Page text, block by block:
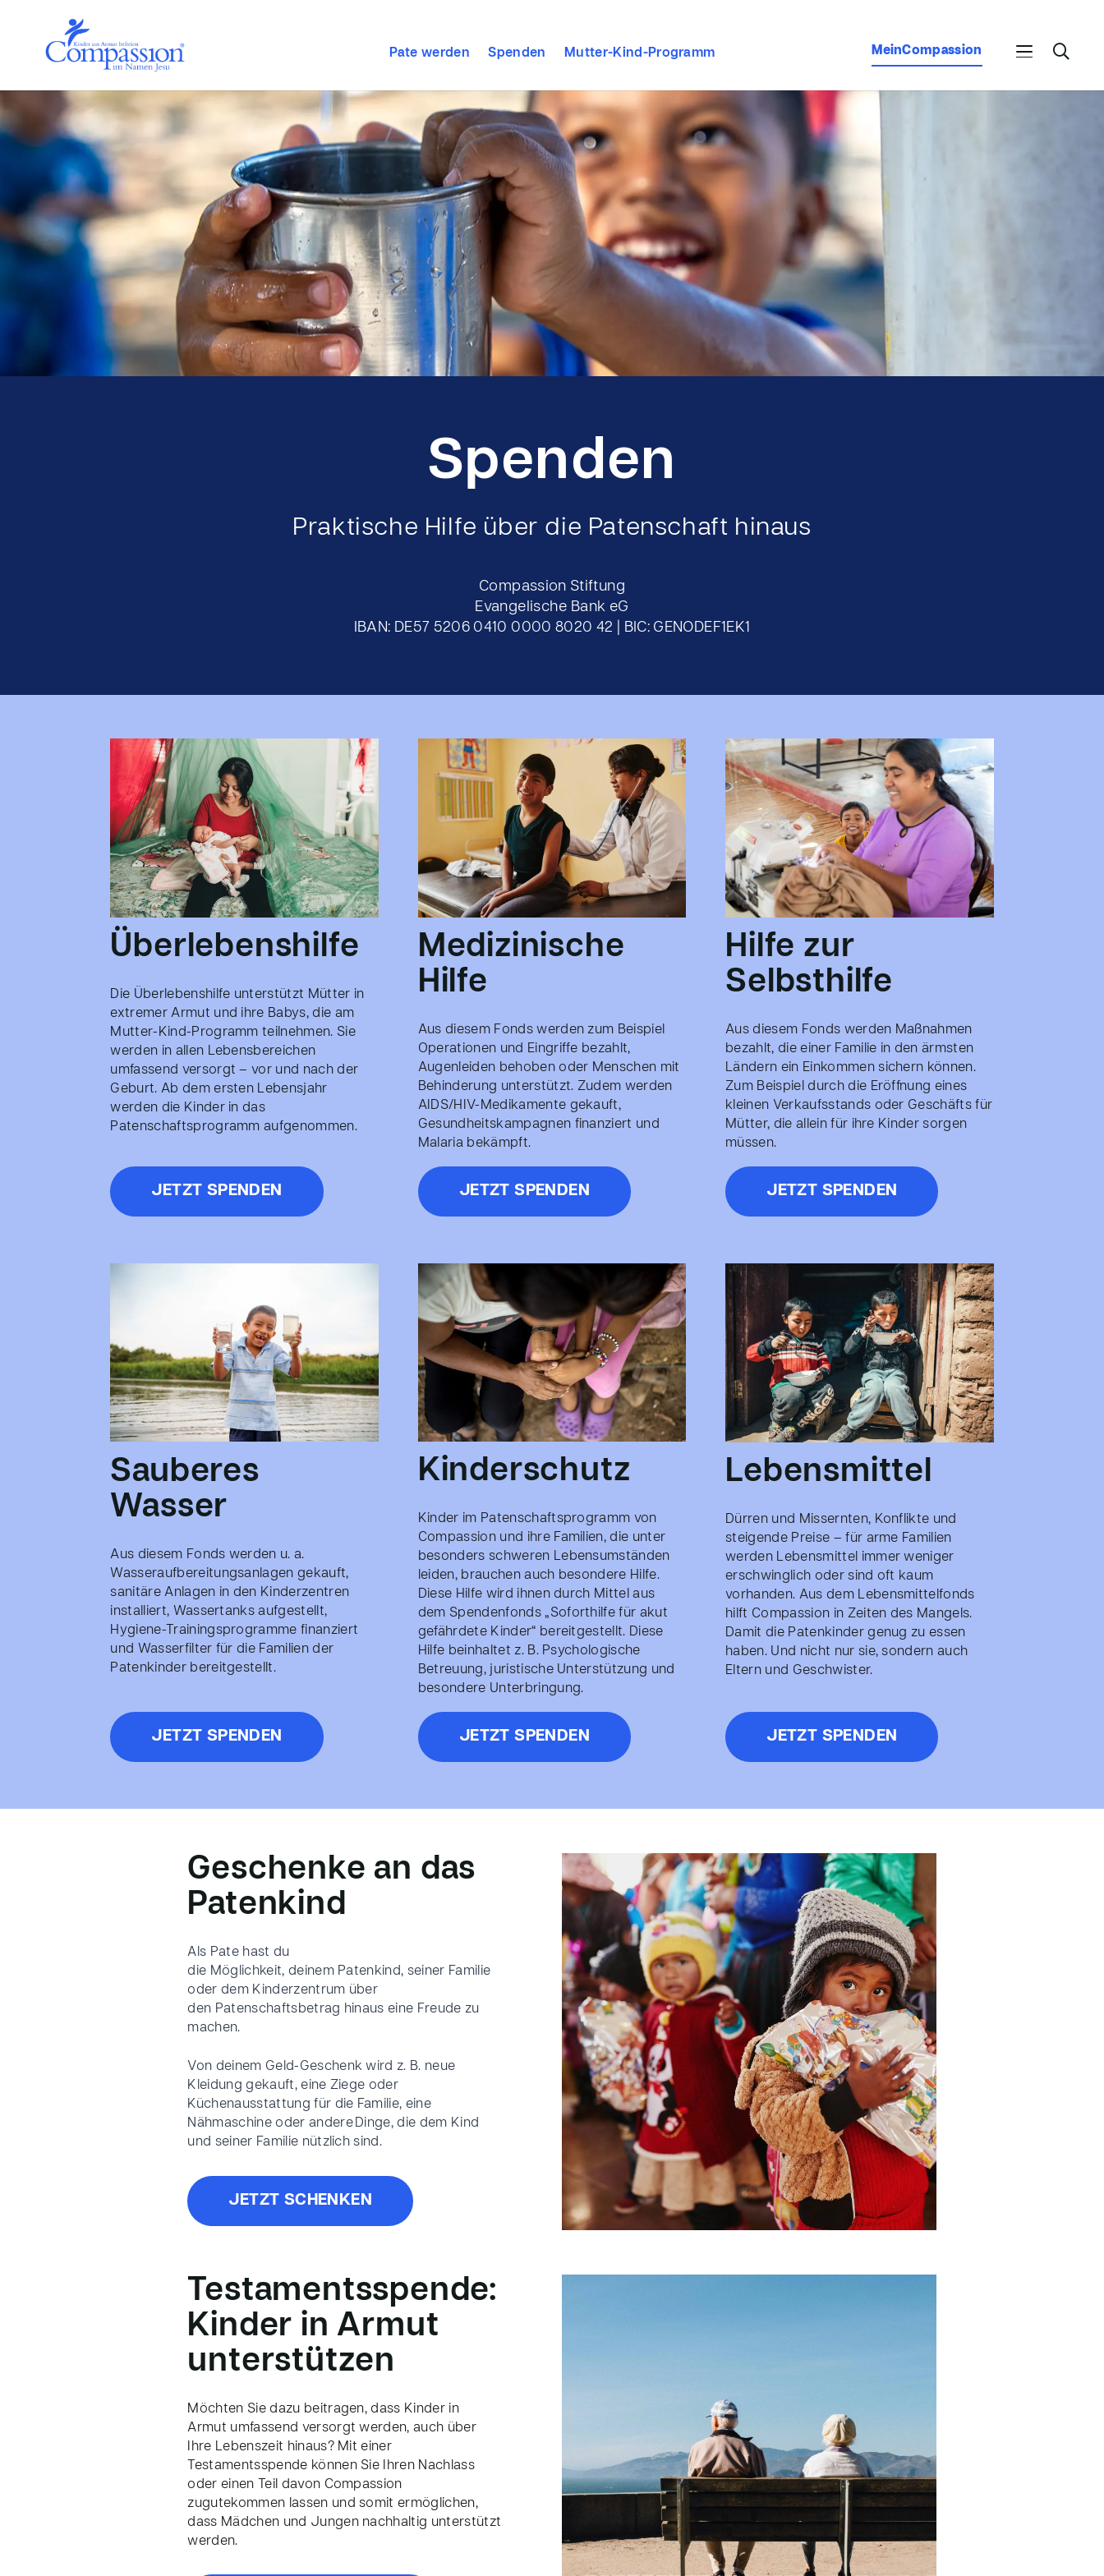
Pate werden Spenden Mutter-Kind-Programm MeinCompassion
Spenden
Praktische Hilfe über die Patenschaft hinaus
Compassion Stiftung
Evangelische Bank eG
IBAN: DE57 5206 0410 0000 8020 42 | BIC: GENODEF1EK1
Überlebenshilfe
Die Überlebenshilfe unterstützt Mütter in
extremer Armut und ihre Babys, die am
Mutter-Kind-Programm teilnehmen. Sie
werden in allen Lebensbereichen
umfassend versorgt – vor und nach der
Geburt. Ab dem ersten Lebensjahr
werden die Kinder in das
Patenschaftsprogramm aufgenommen.
Medizinische
Hilfe
Aus diesem Fonds werden zum Beispiel
Operationen und Eingriffe bezahlt,
Augenleiden behoben oder Menschen mit
Behinderung unterstützt. Zudem werden
AIDS/HIV-Medikamente gekauft,
Gesundheitskampagnen finanziert und
Malaria bekämpft.
Hilfe zur
Selbsthilfe
Aus diesem Fonds werden Maßnahmen
bezahlt, die einer Familie in den ärmsten
Ländern ein Einkommen sichern können.
Zum Beispiel durch die Eröffnung eines
kleinen Verkaufsstands oder Geschäfts für
Mütter, die allein für ihre Kinder sorgen
müssen.
JETZT SPENDEN JETZT SPENDEN JETZT SPENDEN
Sauberes
Wasser
Aus diesem Fonds werden u. a.
Wasseraufbereitungsanlagen gekauft,
sanitäre Anlagen in den Kinderzentren
installiert, Wassertanks aufgestellt,
Hygiene-Trainingsprogramme finanziert
und Wasserfilter für die Familien der
Patenkinder bereitgestellt.
Kinderschutz
Kinder im Patenschaftsprogramm von
Compassion und ihre Familien, die unter
besonders schweren Lebensumständen
leiden, brauchen auch besondere Hilfe.
Diese Hilfe wird ihnen durch Mittel aus
dem Spendenfonds „Soforthilfe für akut
gefährdete Kinder“ bereitgestellt. Diese
Hilfe beinhaltet z. B. Psychologische
Betreuung, juristische Unterstützung und
besondere Unterbringung.
Lebensmittel
Dürren und Missernten, Konflikte und
steigende Preise – für arme Familien
werden Lebensmittel immer weniger
erschwinglich oder sind oft kaum
vorhanden. Aus dem Lebensmittelfonds
hilft Compassion in Zeiten des Mangels.
Damit die Patenkinder genug zu essen
haben. Und nicht nur sie, sondern auch
Eltern und Geschwister.
JETZT SPENDEN JETZT SPENDEN JETZT SPENDEN
Geschenke an das
Patenkind
Als Pate hast du
die Möglichkeit, deinemPatenkind, seiner Familie
oder dem Kinderzentrum über
den Patenschaftsbetrag hinaus eine Freude zu
machen.
Von deinem Geld-Geschenk wird z. B. neue
Kleidung gekauft, eine Ziege oder
Küchenausstattung für die Familie, eine
Nähmaschine oder andere Dinge, die dem Kind
und seiner Familie nützlich sind.
JETZT SCHENKEN
Testamentsspende:
Kinder in Armut
unterstützen
Möchten Sie dazu beitragen, dass Kinder in
Armut umfassend versorgt werden, auch über
Ihre Lebenszeit hinaus? Mit einer
Testamentsspende können Sie Ihren Nachlass
oder einen Teil davon Compassion
zugutekommen lassen und somit ermöglichen,
dass Mädchen und Jungen nachhaltig unterstützt
werden.